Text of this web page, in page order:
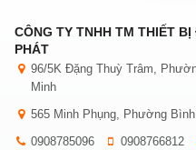
CÔNG TY TNHH TM THIẾT
PHÁT
96/5K Đặng Thuỳ Trâm,
Minh
565 Minh Phụng, Phường
0908785096
0908766812